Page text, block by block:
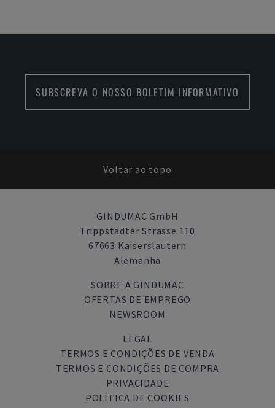
SUBSCREVA O NOSSO BOLETIM INFORMATIVO
Voltar ao topo
GINDUMAC GmbH
Trippstadter Strasse 110
67663 Kaiserslautern
Alemanha
SOBRE A GINDUMAC
OFERTAS DE EMPREGO
NEWSROOM
LEGAL
TERMOS E CONDIÇÕES DE VENDA
TERMOS E CONDIÇÕES DE COMPRA
PRIVACIDADE
POLÍTICA DE COOKIES